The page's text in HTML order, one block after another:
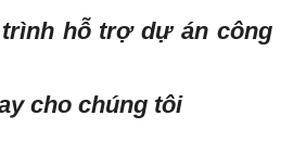
hỗ trợ dự án công
cho chúng tôi